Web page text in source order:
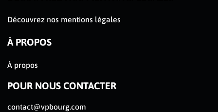
Découvrez nos mentions légales
À PROPOS
À propos
POUR NOUS CONTACTER
contact@vpbourg.com